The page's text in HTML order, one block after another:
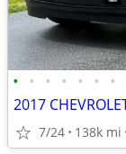
• • • • • • •
2017
7/24 138k mi